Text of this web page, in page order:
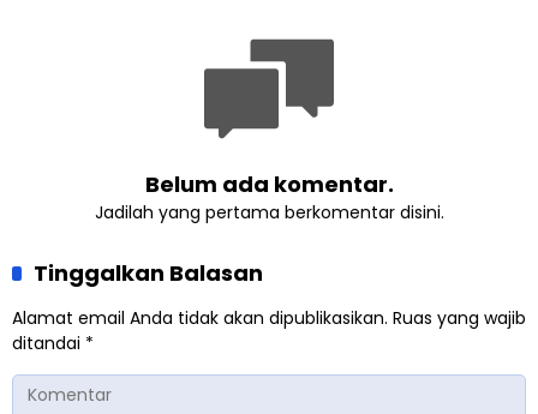
Belum ada komentar.
Jadilah yang pertama berkomentar disini.
Tinggalkan Balasan
Alamat email Anda tidak akan dipublikasikan. Ruas yang wajib
ditandai *